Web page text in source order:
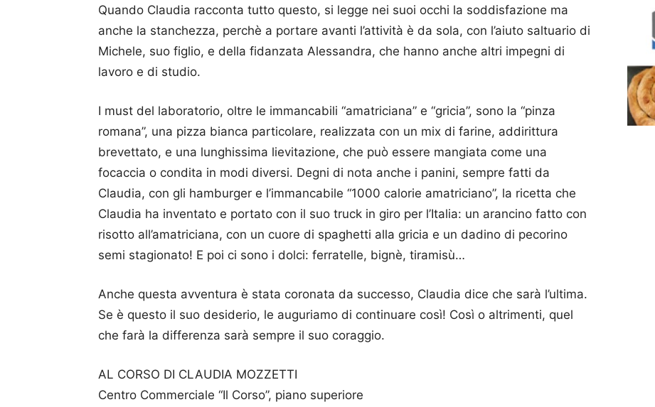
Quando Claudia racconta tutto questo, si legge nei suoi occhi la soddisfazione ma
anche la stanchezza, perchè a portare avanti l’attività è da sola, con l’aiuto saltuario di
Michele, suo figlio, e della fidanzata Alessandra, che hanno anche altri impegni di
lavoro e di studio.
I must del laboratorio, oltre le immancabili “amatriciana” e “gricia”, sono la “pinza
romana”, una pizza bianca particolare, realizzata con un mix di farine, addirittura
brevettato, e una lunghissima lievitazione, che può essere mangiata come una
focaccia o condita in modi diversi. Degni di nota anche i panini, sempre fatti da
Claudia, con gli hamburger e l’immancabile “1000 calorie amatriciano”, la ricetta che
Claudia ha inventato e portato con il suo truck in giro per l’Italia: un arancino fatto con
risotto all’amatriciana, con un cuore di spaghetti alla gricia e un dadino di pecorino
semi stagionato! E poi ci sono i dolci: ferratelle, bignè, tiramisù…
Anche questa avventura è stata coronata da successo, Claudia dice che sarà l’ultima.
Se è questo il suo desiderio, le auguriamo di continuare così! Così o altrimenti, quel
che farà la differenza sarà sempre il suo coraggio.
AL CORSO DI CLAUDIA MOZZETTI
Centro Commerciale “Il Corso”, piano superiore